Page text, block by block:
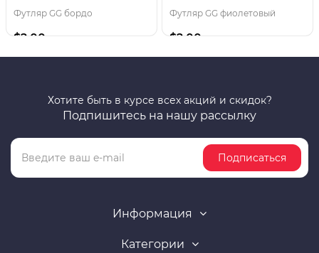
Футляр GG бордо
$2.00
Футляр GG фиолетовый
$2.00
Хотите быть в курсе всех акций и скидок?
Подпишитесь на нашу рассылку
Подписаться
Информация
Категории